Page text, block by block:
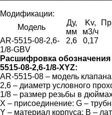
Модификации:
Модель
Ду,
мм
Kv,
м3/ч
AR-5515-08-2,6-
1/8-GBV
2,6 0,17
Расшифровка
5515-08-2,6-1/8-XYZ:
AR-5515-08 – модель
2,6 – диаметр условного
1/8 – размер резьбы в
X – присоединение: G –
Y – материал корпуса: B –